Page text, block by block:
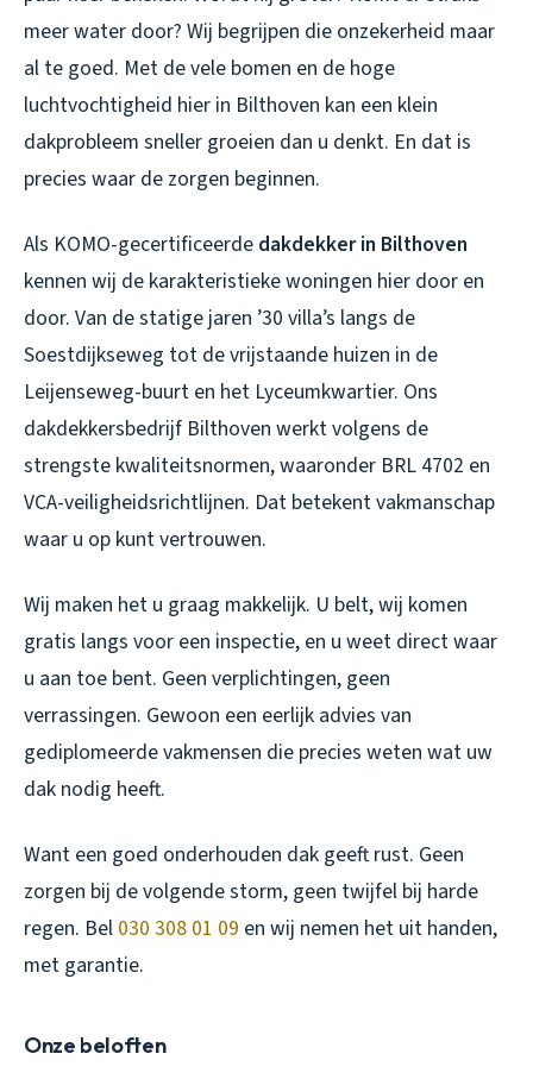
meer water door? Wij begrijpen die onzekerheid maar
al te goed. Met de vele bomen en de hoge
luchtvochtigheid hier in Bilthoven kan een klein
dakprobleem sneller groeien dan u denkt. En dat is
precies waar de zorgen beginnen.
Als KOMO-gecertificeerde dakdekker in Bilthoven
kennen wij de karakteristieke woningen hier door en
door. Van de statige jaren ’30 villa’s langs de
Soestdijkseweg tot de vrijstaande huizen in de
Leijenseweg-buurt en het Lyceumkwartier. Ons
dakdekkersbedrijf Bilthoven werkt volgens de
strengste kwaliteitsnormen, waaronder BRL 4702 en
VCA-veiligheidsrichtlijnen. Dat betekent vakmanschap
waar u op kunt vertrouwen.
Wij maken het u graag makkelijk. U belt, wij komen
gratis langs voor een inspectie, en u weet direct waar
u aan toe bent. Geen verplichtingen, geen
verrassingen. Gewoon een eerlijk advies van
gediplomeerde vakmensen die precies weten wat uw
dak nodig heeft.
Want een goed onderhouden dak geeft rust. Geen
zorgen bij de volgende storm, geen twijfel bij harde
regen. Bel 030 308 01 09 en wij nemen het uit handen,
met garantie.
Onze beloften